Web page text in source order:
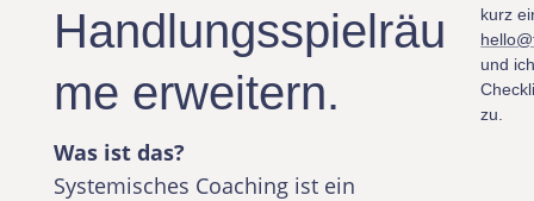
Handlungsspielräu
me erweitern.
Was ist das?
Systemisches Coaching ist ein
kurz
und
zu.